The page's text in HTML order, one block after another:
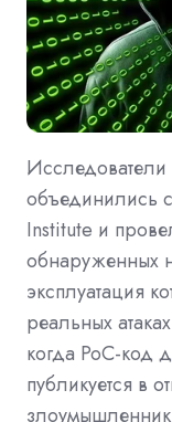
объединились
Institute и
обнаруженных
эксплуатация
реальных
когда PoC-код
публикуется в